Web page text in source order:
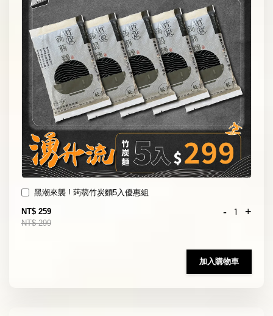
黑潮來襲 ! 蒟蒻竹炭麵5入優惠組
NT$ 259
NT$ 299
- +
加入購物車